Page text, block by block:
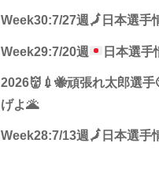
Week30:7/27週🗾 日本選手
Week29:7/20週 日本選手
2026👹💉🐝頑張れ太郎選
げよ🌋
Week28:7/13週 🗾 日本選手